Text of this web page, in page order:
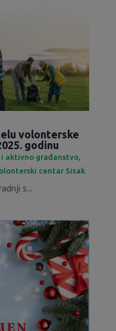
volonterske
godinu
aktivno građanstvo,
centar Sisak
s...